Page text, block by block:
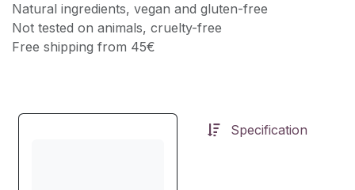
Natural ingredients, vegan and gluten-free
Not tested on animals, cruelty-free
Free shipping from 45€
Specification